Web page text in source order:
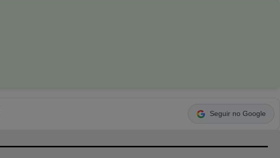
Seguir no Google